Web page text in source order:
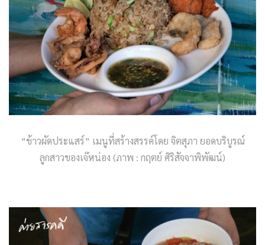
“ข้าวผัดประแสร์” เมนูที่สร้างสรรค์โดย จิตสุภา ยอดบริบูรณ์
ลูกสาวของเจ๊หน่อง (ภาพ : กฤตย์ ศิริสัจจาพิพัฒน์)